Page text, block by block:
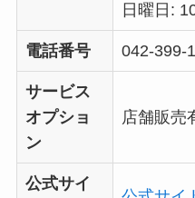
日曜日:
電話番号 042-399-
サービス
オプショ
ン
店舗販売
公式サイ